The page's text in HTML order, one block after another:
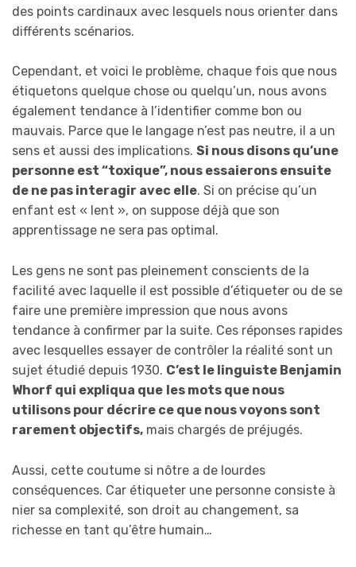
des points cardinaux avec lesquels nous orienter dans
différents scénarios.
Cependant, et voici le problème, chaque fois que nous
étiquetons quelque chose ou quelqu’un, nous avons
également tendance à l’identifier comme bon ou
mauvais. Parce que le langage n’est pas neutre, il a un
sens et aussi des implications. Si nous disons qu’une
personne est “toxique”, nous essaierons ensuite
de ne pas interagir avec elle. Si on précise qu’un
enfant est « lent », on suppose déjà que son
apprentissage ne sera pas optimal.
Les gens ne sont pas pleinement conscients de la
facilité avec laquelle il est possible d’étiqueter ou de se
faire une première impression que nous avons
tendance à confirmer par la suite. Ces réponses rapides
avec lesquelles essayer de contrôler la réalité sont un
sujet étudié depuis 1930. C’est le linguiste Benjamin
Whorf qui expliqua que les mots que nous
utilisons pour décrire ce que nous voyons sont
rarement objectifs, mais chargés de préjugés.
Aussi, cette coutume si nôtre a de lourdes
conséquences. Car étiqueter une personne consiste à
nier sa complexité, son droit au changement, sa
richesse en tant qu’être humain…